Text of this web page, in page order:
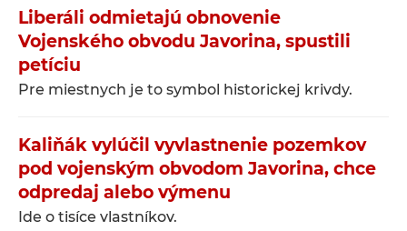
Liberáli odmietajú obnovenie
Vojenského obvodu Javorina, spustili
petíciu
Pre miestnych je to symbol historickej krivdy.
Kaliňák vylúčil vyvlastnenie pozemkov
pod vojenským obvodom Javorina, chce
odpredaj alebo výmenu
Ide o tisíce vlastníkov.